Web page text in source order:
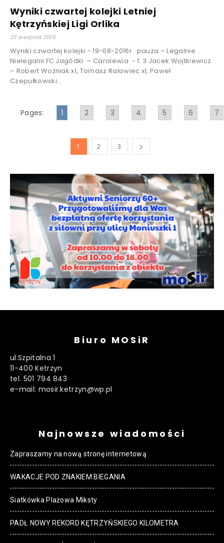
Wyniki czwartej kolejki Letniej
Kętrzyńskiej Ligi Orlika
23 sierpnia 2016
Wyniki czwartej kolejki - 19-08-2016r. pauza – Legalnie
Nielegalni FC Jagódki – Carolewia - 1: 3 Jacek Wojtkiewicz
– Robert Wożniak x1, Tomasz Rałowiec x1, Paweł
Czepułkowski...
Pages: 1 2 3 4 5 6 7
1 2 3
Biuro MOSiR
ul.Szpitalna 1
11-400 Ketrzyn
tel. 501 794 843
e-mail: mosir.ketrzyn@wp.pl
Najnowsze wiadomości
Zapraszamy na nową stronę internetową
WAKACJE POD ZNAKIEM BIEGANIA
Siatkówka Plażowa Miksty
PADŁ NOWY REKORD KĘTRZYŃSKIEGO KILOMETRA